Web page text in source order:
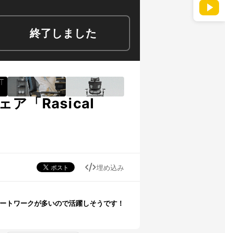
終了しました
ア「Rasical
埋め込み
ワークが多いので活躍しそうです！